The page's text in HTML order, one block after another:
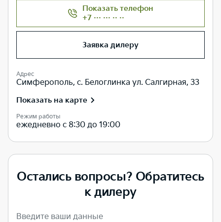
Показать телефон
+7 ··· ··· ·· ··
Заявка дилеру
Адрес
Симферополь, с. Белоглинка ул. Салгирная, 33
Показать на карте
Режим работы
ежедневно с 8:30 до 19:00
Остались вопросы? Обратитесь
к дилеру
Введите ваши данные